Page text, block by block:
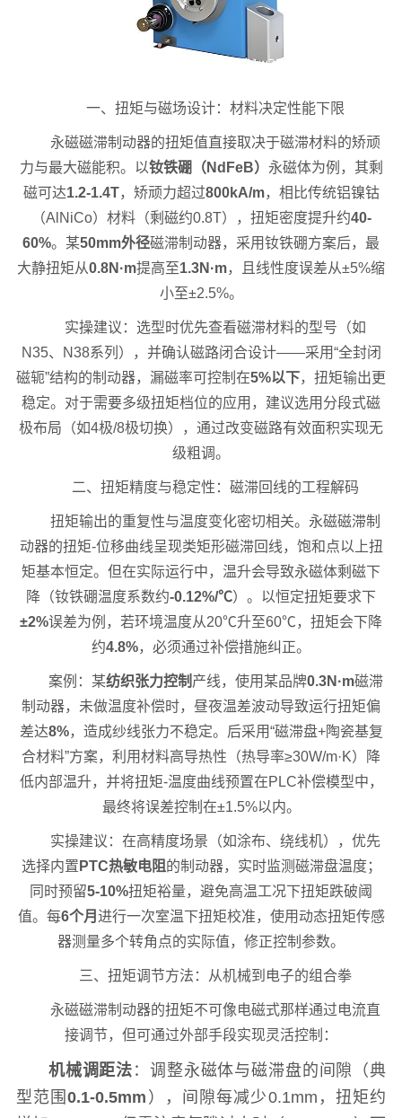
一、扭矩与磁场设计：材料决定性能下限
永磁磁滞制动器的扭矩值直接取决于磁滞材料的矫顽
力与最大磁能积。以钕铁硼（NdFeB） 永磁体为例，其剩
磁可达1.2-1.4T，矫顽力超过800kA/m，相比传统铝镍钴
（AlNiCo）材料（剩磁约0.8T），扭矩密度提升约40-
60%。某50mm外径磁滞制动器，采用钕铁硼方案后，最
大静扭矩从0.8N·m提高至1.3N·m，且线性度误差从±5%缩
小至±2.5%。
实操建议：选型时优先查看磁滞材料的型号（如
N35、N38系列），并确认磁路闭合设计——采用“全封闭
磁轭”结构的制动器，漏磁率可控制在5%以下，扭矩输出更
稳定。对于需要多级扭矩档位的应用，建议选用分段式磁
极布局（如4极/8极切换），通过改变磁路有效面积实现无
级粗调。
二、扭矩精度与稳定性：磁滞回线的工程解码
扭矩输出的重复性与温度变化密切相关。永磁磁滞制
动器的扭矩-位移曲线呈现类矩形磁滞回线，饱和点以上扭
矩基本恒定。但在实际运行中，温升会导致永磁体剩磁下
降（钕铁硼温度系数约-0.12%/℃）。以恒定扭矩要求下
±2%误差为例，若环境温度从20℃升至60℃，扭矩会下降
约4.8%，必须通过补偿措施纠正。
案例：某纺织张力控制 产线，使用某品牌0.3N·m磁滞
制动器，未做温度补偿时，昼夜温差波动导致运行扭矩偏
差达8%，造成纱线张力不稳定。后采用“磁滞盘+陶瓷基复
合材料”方案，利用材料高导热性（热导率≥30W/m·K）降
低内部温升，并将扭矩-温度曲线预置在PLC补偿模型中，
最终将误差控制在±1.5%以内。
实操建议：在高精度场景（如涂布、绕线机），优先
选择内置 PTC热敏电阻 的制动器，实时监测磁滞盘温度；
同时预留5-10%扭矩裕量，避免高温工况下扭矩跌破阈
值。每6个月 进行一次室温下扭矩校准，使用动态扭矩传感
器测量多个转角点的实际值，修正控制参数。
三、扭矩调节方法：从机械到电子的组合拳
永磁磁滞制动器的扭矩不可像电磁式那样通过电流直
接调节，但可通过外部手段实现灵活控制：
机械调距法 ：调整永磁体与磁滞盘的间隙（典
型范围0.1-0.5mm ），间隙每减少0.1mm，扭矩约